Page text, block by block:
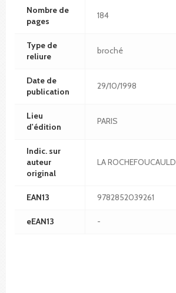
Nombre de
pages
184
Type de
reliure
broché
Date de
publication
29/10/1998
Lieu
d'édition
PARIS
Indic. sur
auteur
original
LA ROCHEFOUCAULD
EAN13 9782852039261
eEAN13 -